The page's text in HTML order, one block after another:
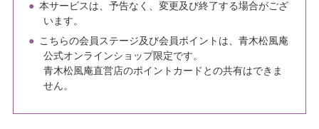
本サービスは、予告なく、変更及び終了する場合がござ
います。
こちらの会員ステージ及び会員ポイントは、青木松風庵
公式オンラインショップ限定です。
青木松風庵直営店のポイントカードとの共有はできま
せん。